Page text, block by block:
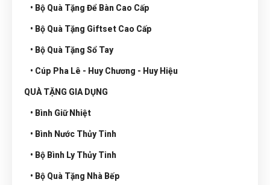
• Bộ Quà Tặng Để Bàn Cao Cấp
• Bộ Quà Tặng Giftset Cao Cấp
• Bộ Quà Tặng Sổ Tay
• Cúp Pha Lê - Huy Chương - Huy Hiệu
QUÀ TẶNG GIA DỤNG
• Bình Giữ Nhiệt
• Bình Nước Thủy Tinh
• Bộ Bình Ly Thủy Tinh
• Bộ Quà Tặng Nhà Bếp